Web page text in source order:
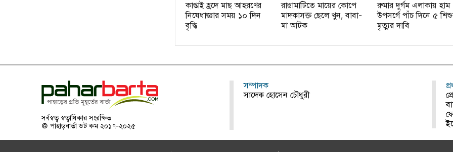
কাপ্তাই হ্রদে মাছ আহরণের
নিষেধাজ্ঞার সময় ১০ দিন
বৃদ্ধি
রাঙামাটিতে মায়ের কোপে
মাদকাসক্ত ছেলে খুন, বাবা-
মা আটক
রুমার দুর্গম এলাকায় হাম
উপসর্গে পাঁচ দিনে ৫
মৃত্যুর দাবি
সর্বস্বত্ব স্বত্বাধিকার সংরক্ষিত
© পাহাড়বার্তা ডট কম ২০১৭-২০২৫
সম্পাদক
সাদেক হোসেন চৌধুরী